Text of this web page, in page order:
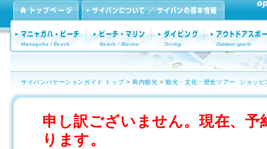
サイパンバケーションガイド トップ>島内観光 >観光・文化・歴史ツアー ショッピ
申し訳ございません。現在、予
ります。